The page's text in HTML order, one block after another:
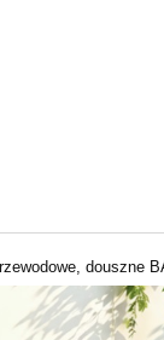
douszne